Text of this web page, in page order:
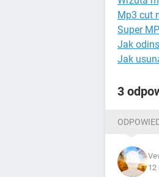
Mp3 cut
Super
Jak
Jak
3
12